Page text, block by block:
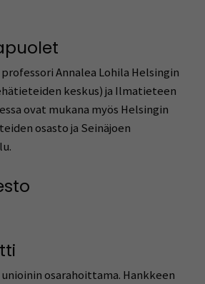
Annalea Lohila Helsingin
keskus) ja Ilmatieteen
ovat mukana myös Helsingin
osasto ja Seinäjoen
osarahoittama. Hankkeen